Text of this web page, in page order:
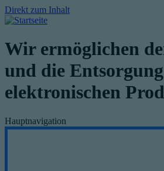
Direkt zum Inhalt
Wir ermöglichen
und die
elektronischen
Hauptnavigation